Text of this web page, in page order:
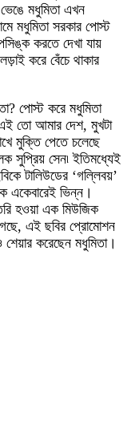
মধুমিতা এখন
মধুমিতা সরকার পোস্ট
করতে দেখা যায়
করে বেঁচে থাকার
পোস্ট করে মধুমিতা
তো আমার দেশ, মুখটা
মুক্তি পেতে চলেছে
সুপ্রিয় সেন৷ ইতিমধ্যেই
টালিউডের ‘গল্লিবয়’
একেবারেই ভিন্ন।
হওয়া এক মিউজিক
এই ছবির প্রোমোশন
করেছেন মধুমিতা।